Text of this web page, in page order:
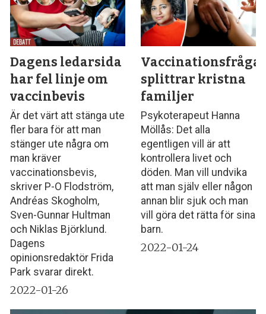
Dagens ledarsida
har fel linje om
vaccinbevis
Är det värt att stänga ute
fler bara för att man
stänger ute några om
man kräver
vaccinationsbevis,
skriver P-O Flodström,
Andréas Skogholm,
Sven-Gunnar Hultman
och Niklas Björklund.
Dagens
opinionsredaktör Frida
Park svarar direkt.
2022-01-26
splittrar kristna
familjer
Psykoterapeut Hanna
Möllås: Det alla
egentligen vill är att
kontrollera livet och
döden. Man vill undvika
att man själv eller någon
annan blir sjuk och man
vill göra det rätta för sina
barn.
2022-01-24